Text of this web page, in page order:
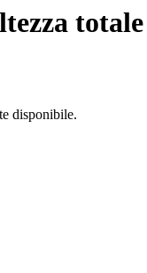
disponibile.